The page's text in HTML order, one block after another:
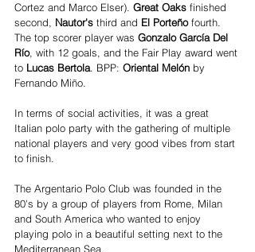
Cortez and Marco Elser). Great Oaks finished
second, Nautor's third and El Porteño fourth.
The top scorer player was Gonzalo García Del
Río, with 12 goals, and the Fair Play award went
to Lucas Bertola. BPP: Oriental Melón by
Fernando Miño.
In terms of social activities, it was a great
Italian polo party with the gathering of multiple
national players and very good vibes from start
to finish.
The Argentario Polo Club was founded in the
80's by a group of players from Rome, Milan
and South America who wanted to enjoy
playing polo in a beautiful setting next to the
Mediterranean Sea.